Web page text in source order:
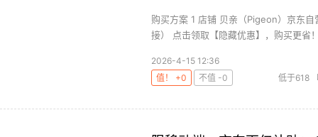
购买方案 1 店铺 贝亲（Pigeon）京东
接） 点击领取【隐藏优惠】，购买更省
2026-4-15 12:36
值！ +0
不值 -0 低于618